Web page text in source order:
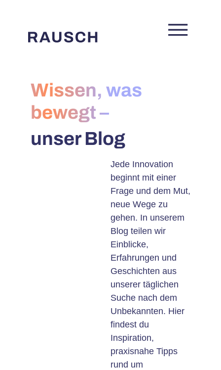
Wissen, was
bewegt –
unser Blog
Jede Innovation
beginnt mit einer
Frage und dem Mut,
neue Wege zu
gehen. In unserem
Blog teilen wir
Einblicke,
Erfahrungen und
Geschichten aus
unserer täglichen
Suche nach dem
Unbekannten. Hier
findest du
Inspiration,
praxisnahe Tipps
rund um